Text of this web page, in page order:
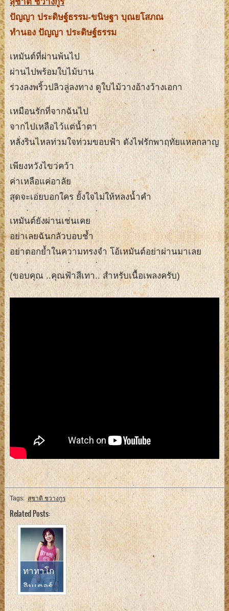
ปัญญา ประดิษฐ์ธรรม-ขนิษฐา บุณยโสภณ
ทำนอง ปัญญา ประดิษฐ์ธรรม
เหมันต์ที่ผ่านพ้นไป
ผ่านไปพร้อมใบไม้บาน
ร่วงลงพริ้วปลิวลู่ลงทาง ดูใบไม้วางอ้างว้างเอกา
เหมือนรักที่จากฉันไป
จากไปเหลือไว้แต่น้ำตา
หลั่งรินไหลท่วมใจท่วมขอบฟ้า ดังไฟรักพาฤทัยแหลกลาญ
เพียงหวังไขว่คว้า
ค่าเหลือแค่อาลัย
สุดจะเอ่ยบอกใคร ยั้งใจไม่ให้หลงน้ำคำ
เหมันต์ยังผ่านเช่นเคย
อย่าเลยฉันกลัวบอบช้ำ
อย่าตอกย้ำในความทรงจำ โอ้เหมันต์อย่าผ่านมาเลย
(ขอบคุณ ..คุณฟ้าสีเทา.. สำหรับเนื้อเพลงครับ)
Tags:สุชาติ ชวางกูร
Related Posts:
ทาทาโก
อินเตอร์
เพลง